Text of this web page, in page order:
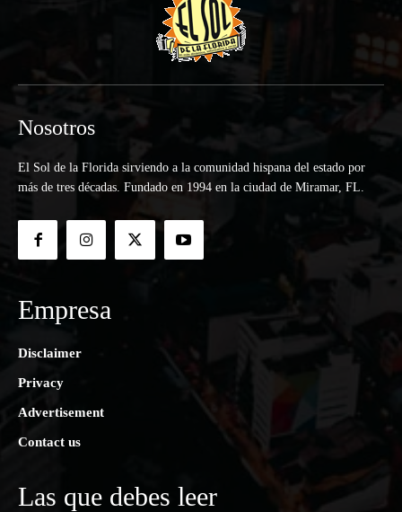
Nosotros
El Sol de la Florida sirviendo a la comunidad hispana del estado por
más de tres décadas. Fundado en 1994 en la ciudad de Miramar, FL.
Empresa
Disclaimer
Privacy
Advertisement
Contact us
Las que debes leer